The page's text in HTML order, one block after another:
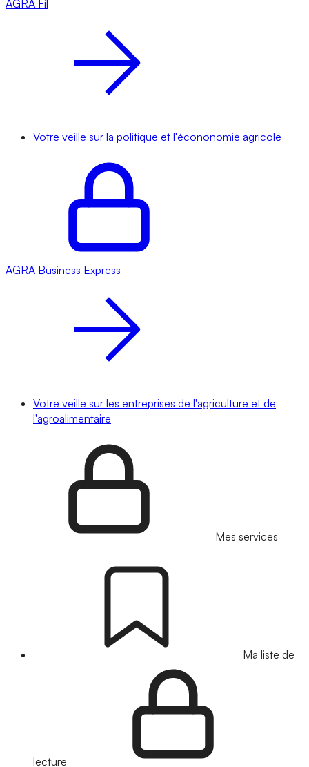
AGRA Fil
Votre veille sur la politique et l'écononomie agricole
AGRA Business Express
Votre veille sur les entreprises de l'agriculture et de
l'agroalimentaire
Mes services
Ma liste de
lecture